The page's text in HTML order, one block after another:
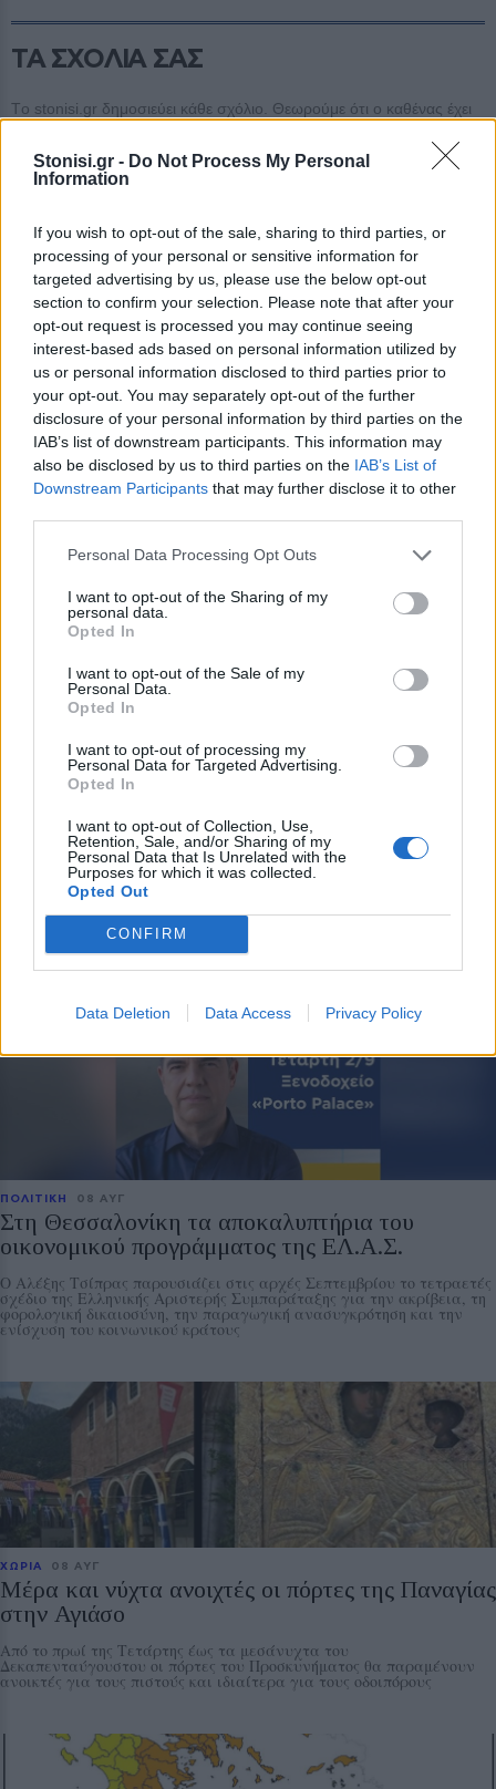
Stonisi.gr - Do Not Process My Personal
Information
If you wish to opt-out of the sale, sharing to third parties, or
processing of your personal or sensitive information for
targeted advertising by us, please use the below opt-out
section to confirm your selection. Please note that after your
opt-out request is processed you may continue seeing
interest-based ads based on personal information utilized by
us or personal information disclosed to third parties prior to
your opt-out. You may separately opt-out of the further
disclosure of your personal information by third parties on the
IAB’s list of downstream participants. This information may
also be disclosed by us to third parties on the IAB’s List of
Downstream Participants that may further disclose it to other
Personal Data Processing Opt Outs
I want to opt-out of the Sharing of my
personal data.
Opted In
I want to opt-out of the Sale of my
Personal Data.
Opted In
I want to opt-out of processing my
Personal Data for Targeted Advertising.
Opted In
I want to opt-out of Collection, Use,
Retention, Sale, and/or Sharing of my
Personal Data that Is Unrelated with the
Purposes for which it was collected.
Opted Out
CONFIRM
Data Deletion Data Access Privacy Policy
ΤΑ ΣΧΟΛΙΑ ΣΑΣ
Tο stonisi.gr δημοσιεύει κάθε σχόλιο. Θεωρούμε ότι ο καθένας έχει
δεν σημαίνει ότι υιοθετούμε τις απόψεις αυτές καθώς εκφράζουν
αποκλειστικά τον εκάστοτε σχολιαστή. Τα συκοφαντικά ή υβριστικά
ΣΤΗΝ ΙΔΙΑ ΚΑΤΗΓΟΡΙΑ
ΧΩΡΙΑ 08 ΑΥΓ
Η Θερμή γιόρτασε τους γευστικούς θησαυρούς
της Λέσβου
πραγματοποιήθηκε στο Δημοτικό Σχολείο της Θερμής, στο πλαίσιο του
Taste Lesvos και του Λεσβιακού Καλοκαιριού
08 ΑΥΓ
Τρεις συγκεντρώσεις στη Λέσβο για την
Παλαιστίνη
Μυτιλήνη, Πλωμάρι και Ερεσός συμμετέχουν την Κυριακή στην
πανελλαδική ημέρα δράσης ενάντια στον πόλεμο στη Γάζα και στη
συνέχιση της συνεργασίας Ελλάδας–Ισραήλ
ΠΟΛΙΤΙΚΗ 08 ΑΥΓ
Στη Θεσσαλονίκη τα αποκαλυπτήρια του
οικονομικού προγράμματος της ΕΛ.Α.Σ.
Ο Αλέξης Τσίπρας παρουσιάζει στις αρχές Σεπτεμβρίου το τετραετές
σχέδιο της Ελληνικής Αριστερής Συμπαράταξης για την ακρίβεια, τη
φορολογική δικαιοσύνη, την παραγωγική ανασυγκρότηση και την
ενίσχυση του κοινωνικού κράτους
ΧΩΡΙΑ 08 ΑΥΓ
Μέρα και νύχτα ανοιχτές οι πόρτες της Παναγίας
στην Αγιάσο
Από το πρωί της Τετάρτης έως τα μεσάνυχτα του
Δεκαπενταύγουστου οι πόρτες του Προσκυνήματος θα παραμένουν
ανοικτές για τους πιστούς και ιδιαίτερα για τους οδοιπόρους